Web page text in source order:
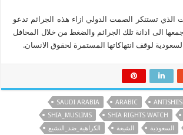
الذي تستنكر الصمت الدولي ازاء هذه الجرائم تدعو
الى ادانة تلك الجرائم والضغط من خلال المحافل
لوقف انتهاكاتها المستمرة لحقوق الانسان.
ARABIC
SAUDI ARABIA
SHIA RIGHTS WATCH
SHIA_MUSLIMS
السعودية الشيعة
الكراهية_ضد_التشيع